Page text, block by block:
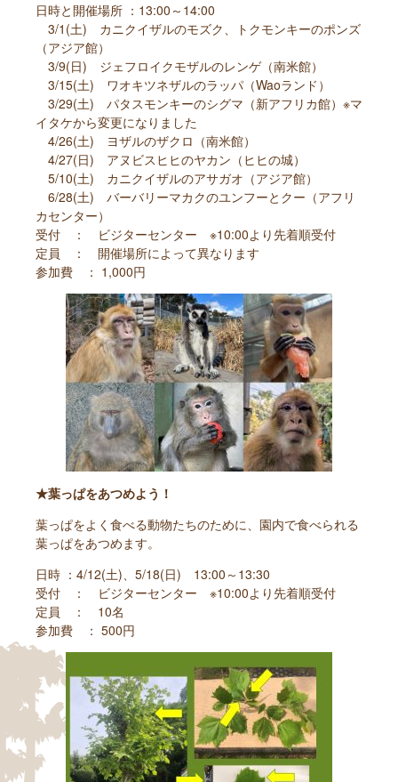
日時と開催場所 ：13:00～14:00
3/1(土) カニクイザルのモズク、トクモンキーのポンズ
（アジア館）
3/9(日) ジェフロイクモザルのレンゲ（南米館）
3/15(土) ワオキツネザルのラッパ（Waoランド）
3/29(土) パタスモンキーのシグマ（新アフリカ館）※マ
イタケから変更になりました
4/26(土) ヨザルのザクロ（南米館）
4/27(日) アヌビスヒヒのヤカン（ヒヒの城）
5/10(土) カニクイザルのアサガオ（アジア館）
6/28(土) バーバリーマカクのユンフーとクー（アフリ
カセンター）
受付 ： ビジターセンター ※10:00より先着順受付
定員 ： 開催場所によって異なります
参加費 ： 1,000円
★葉っぱをあつめよう！
葉っぱをよく食べる動物たちのために、園内で食べられる
葉っぱをあつめます。
日時 ：4/12(土)、5/18(日) 13:00～13:30
受付 ： ビジターセンター ※10:00より先着順受付
定員 ： 10名
参加費 ： 500円